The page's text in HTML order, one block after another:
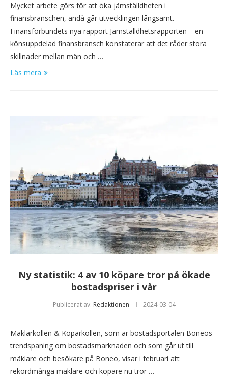
Mycket arbete görs för att öka jämställdheten i
finansbranschen, ändå går utvecklingen långsamt.
Finansförbundets nya rapport Jämställdhetsrapporten – en
könsuppdelad finansbransch konstaterar att det råder stora
skillnader mellan män och …
Läs mera
Ny statistik: 4 av 10 köpare tror på ökade
bostadspriser i vår
Publicerat av: Redaktionen 2024-03-04
Mäklarkollen & Köparkollen, som är bostadsportalen Boneos
trendspaning om bostadsmarknaden och som går ut till
mäklare och besökare på Boneo, visar i februari att
rekordmånga mäklare och köpare nu tror …